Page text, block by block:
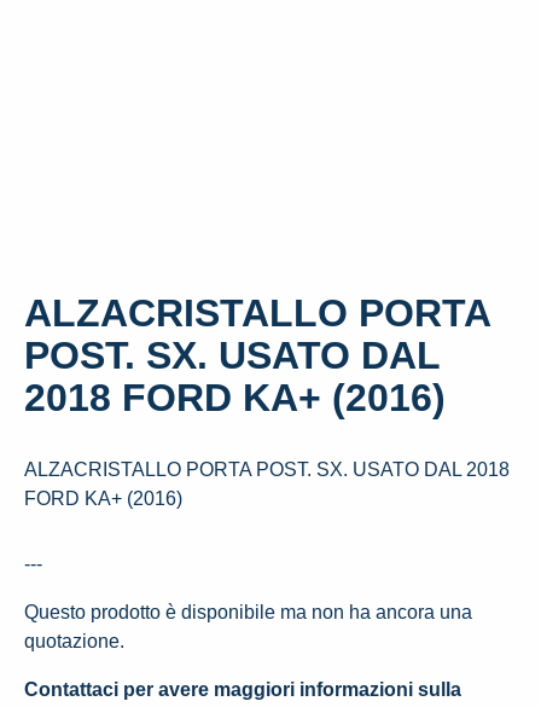
ALZACRISTALLO PORTA
POST. SX. USATO DAL
2018 FORD KA+ (2016)
ALZACRISTALLO PORTA POST. SX. USATO DAL 2018
FORD KA+ (2016)
---
Questo prodotto è disponibile ma non ha ancora una
quotazione.
Contattaci per avere maggiori informazioni sulla